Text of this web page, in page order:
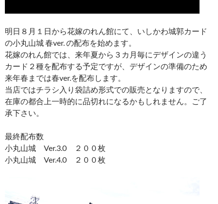
明日８月１日から花嫁のれん館にて、いしかわ城郭カード
の小丸山城 春ver. の配布を始めます。
花嫁のれん館では、来年夏から３カ月毎にデザインの違う
カード２種を配布する予定ですが、デザインの準備のため
来年春までは春ver.を配布します。
当店ではチラシ入り袋詰め形式での販売となりますので、
在庫の都合上一時的に品切れになるかもしれません。ご了
承下さい。
最終配布数
小丸山城 Ver.3.0 ２００枚
小丸山城 Ver.4.0 ２００枚